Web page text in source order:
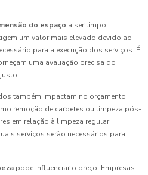
do espaço a ser limpo.
um valor mais elevado devido ao
para a execução dos serviços. É
uma avaliação precisa do
também impactam no orçamento.
remoção de carpetes ou limpeza pós-
em relação à limpeza regular.
serviços serão necessários para
pode influenciar o preço. Empresas